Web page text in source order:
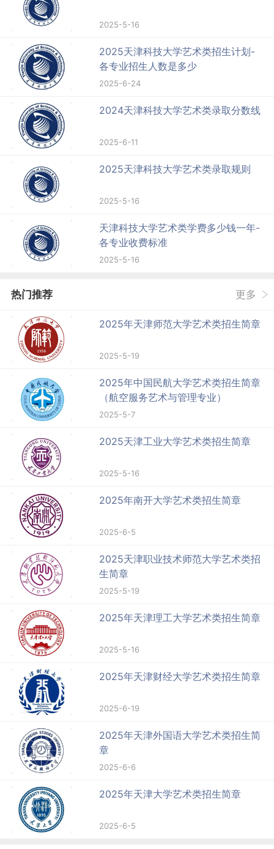
2025-5-16
2025天津科技大学艺术类招生计划-
各专业招生人数是多少
2025-6-24
2024天津科技大学艺术类录取分数线
2025-6-11
2025天津科技大学艺术类录取规则
2025-5-16
天津科技大学艺术类学费多少钱一年-
各专业收费标准
2025-5-16
热门推荐 更多
2025年天津师范大学艺术类招生简章
2025-5-19
2025年中国民航大学艺术类招生简章
（航空服务艺术与管理专业）
2025-5-7
2025天津工业大学艺术类招生简章
2025-5-16
2025年南开大学艺术类招生简章
2025-6-5
2025天津职业技术师范大学艺术类招
生简章
2025-5-19
2025年天津理工大学艺术类招生简章
2025-5-16
2025年天津财经大学艺术类招生简章
2025-6-19
2025年天津外国语大学艺术类招生简
章
2025-6-6
2025年天津大学艺术类招生简章
2025-6-5